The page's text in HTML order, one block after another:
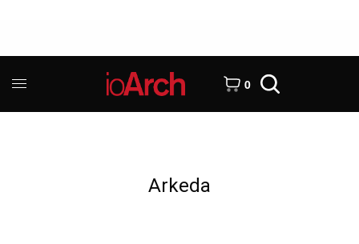
0
Arkeda